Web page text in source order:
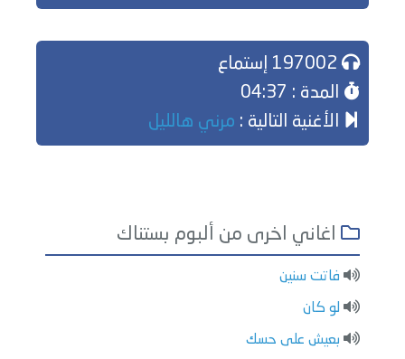
المدة : 04:37
الأغنية التالية : مرني هالليل
اغاني اخرى من ألبوم بستناك
فاتت سنين
لو كان
بعيش على حسك